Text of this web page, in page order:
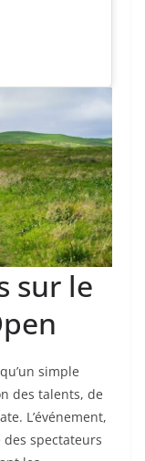
sur le
simple
des talents, de
L’événement,
spectateurs